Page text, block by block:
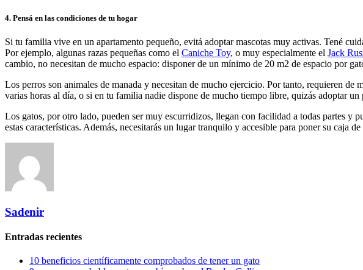
4. Pensá en las condiciones de tu hogar
Si tu familia vive en un apartamento pequeño, evitá adoptar mascotas muy activas. Tené
Por ejemplo, algunas razas pequeñas como el Caniche Toy, o muy especialmente el Jack
cambio, no necesitan de mucho espacio: disponer de un mínimo de 20 m2 de espacio por
Los perros son animales de manada y necesitan de mucho ejercicio. Por tanto, requieren
varias horas al día, o si en tu familia nadie dispone de mucho tiempo libre, quizás adoptar
Los gatos, por otro lado, pueden ser muy escurridizos, llegan con facilidad a todas partes y
estas características. Además, necesitarás un lugar tranquilo y accesible para poner su caja de
Sadenir
Entradas recientes
10 beneficios científicamente comprobados de tener un gato